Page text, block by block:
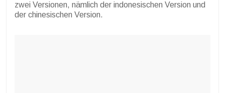
zwei Versionen, nämlich der indonesischen Version und
der chinesischen Version.